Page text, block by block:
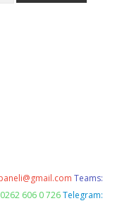
Teams:
606 0 726 Telegram: